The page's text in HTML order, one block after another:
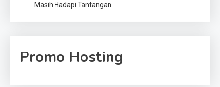
Masih Hadapi Tantangan
Promo Hosting